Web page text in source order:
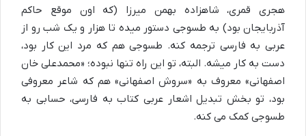
هجری قمری، شاهزاده بهمن میرزا (که اون موقع حاکم
آذربایجان بود) به طسوجی دستور میده تا هزار و یک شب رو از
عربی به فارسی ترجمه کنه. طسوجی هم که مرد این کار بود،
دست به کار میشه. البته، تو این راه تنها نبوده؛ «محمدعلی خان
اصفهانی» معروف به «سروش اصفهانی» هم که شاعر معروفی
بود، تو بخش تبدیل اشعار عربی کتاب به فارسی، حسابی به
طسوجی کمک می کنه.